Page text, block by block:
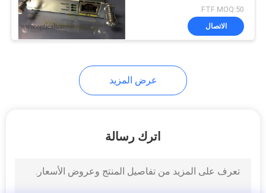
الطبقة 3 WAN
FTF MOQ:50
الاتصال
عرض المزيد
اترك رسالة